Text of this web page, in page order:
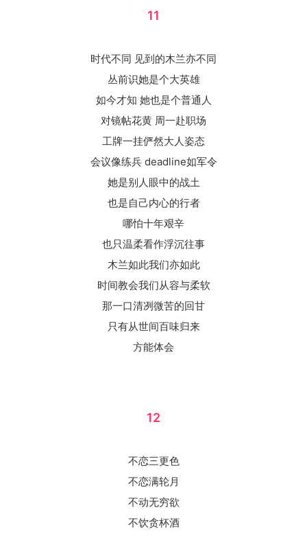
11
时代不同 见到的木兰亦不同
丛前识她是个大英雄
如今才知 她也是个普通人
对镜帖花黄 周一赴职场
工牌一挂俨然大人姿态
会议像练兵 deadline如军令
她是别人眼中的战土
也是自己内心的行者
哪怕十年艰辛
也只温柔看作浮沉往事
木兰如此我们亦如此
时间教会我们从容与柔软
那一口清冽微苦的回甘
只有从世间百味归来
方能体会
12
不恋三更色
不恋满轮月
不动无穷欲
不饮贪杯酒